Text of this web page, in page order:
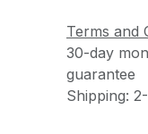
Terms and
30-day
guarantee
Shipping: